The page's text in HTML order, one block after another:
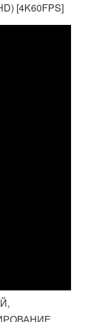
[4K60FPS]